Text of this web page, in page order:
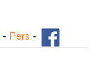
- Pers -